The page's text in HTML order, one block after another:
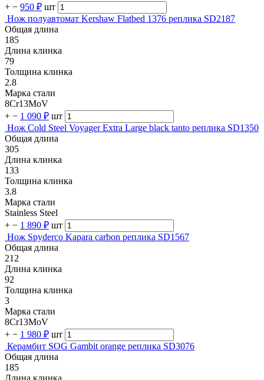
+ − 950 ₽ шт
Нож полуавтомат Kershaw Flatbed 1376 реплика SD2187
Общая длина
185
Длина клинка
79
Толщина клинка
2.8
Марка стали
8Cr13MoV
+ − 1 090 ₽ шт
Нож Cold Steel Voyager Extra Large black tanto реплика SD1350
Общая длина
305
Длина клинка
133
Толщина клинка
3.8
Марка стали
Stainless Steel
+ − 1 890 ₽ шт
Нож Spyderco Kapara carbon реплика SD1567
Общая длина
212
Длина клинка
92
Толщина клинка
3
Марка стали
8Cr13MoV
+ − 1 980 ₽ шт
Керамбит SOG Gambit orange реплика SD3076
Общая длина
185
Длина клинка